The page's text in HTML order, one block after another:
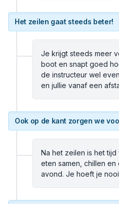
Het zeilen gaat steeds beter!
Je krijgt steeds meer
boot en snapt goed
de instructeur wel
en jullie vanaf een
Ook op de kant zorgen we
Na het zeilen is het
eten samen, chillen
avond. Je hoeft je